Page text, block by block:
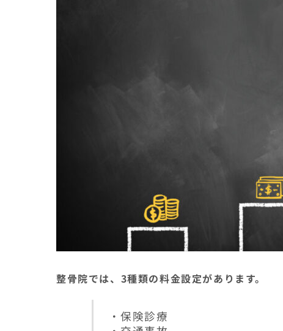
整骨院では、3種類の料金設定があります。
・保険診療